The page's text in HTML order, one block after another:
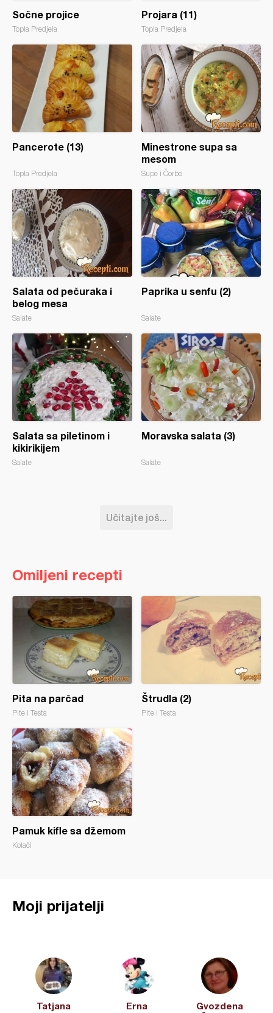
Sočne projice
Topla Predjela
Projara (11)
Topla Predjela
Pancerote (13)
Topla Predjela
Minestrone supa sa
mesom
Supe i Čorbe
Salata od pečuraka i
belog mesa
Salate
Paprika u senfu (2)
Salate
Salata sa piletinom i
kikirikijem
Salate
Moravska salata (3)
Salate
Učitajte još...
Omiljeni recepti
Pita na parčad
Pite i Testa
Štrudla (2)
Pite i Testa
Pamuk kifle sa džemom
Kolači
Moji prijatelji
Tatjana
Erna
Gvozdena